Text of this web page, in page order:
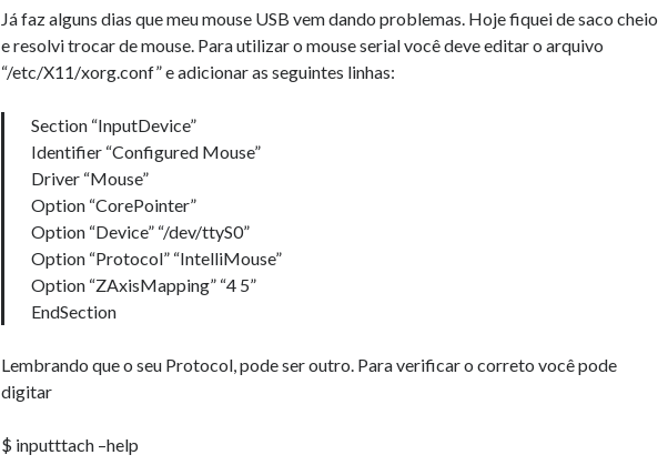
Já faz alguns dias que meu mouse USB vem dando problemas. Hoje fiquei de saco cheio
e resolvi trocar de mouse. Para utilizar o mouse serial você deve editar o arquivo
“/etc/X11/xorg.conf” e adicionar as seguintes linhas:
Section “InputDevice”
Identifier “Configured Mouse”
Driver “Mouse”
Option “CorePointer”
Option “Device” “/dev/ttyS0”
Option “Protocol” “IntelliMouse”
Option “ZAxisMapping” “4 5”
EndSection
Lembrando que o seu Protocol, pode ser outro. Para verificar o correto você pode
digitar
$ inputttach –help